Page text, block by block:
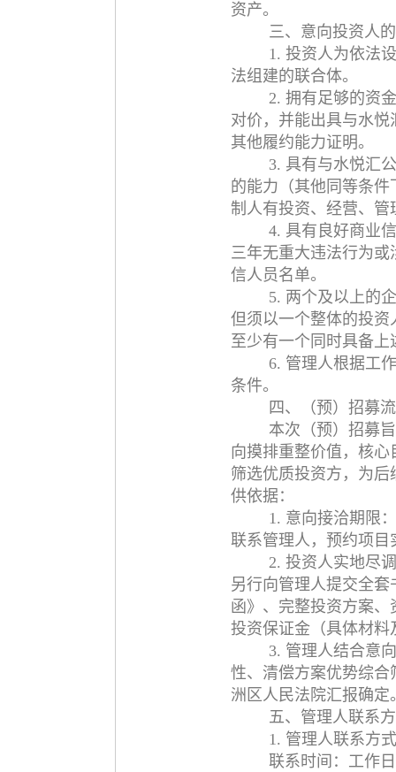
资产。
三、意向投资人
1. 投资人为依法
法组建的联合体。
2. 拥有足够的资
对价，并能出具与水
其他履约能力证明。
3. 具有与水悦汇
的能力（其他同等条
制人有投资、经营、
4. 具有良好商业
三年无重大违法行为
信人员名单。
5. 两个及以上的
但须以一个整体的投
至少有一个同时具备
6. 管理人根据工
条件。
四、（预）招募
本次（预）招募
向摸排重整价值，核
筛选优质投资方，为
供依据：
1. 意向接洽期限
联系管理人，预约项
2. 投资人实地尽
另行向管理人提交全
函》、完整投资方案
投资保证金（具体材
3. 管理人结合意
性、清偿方案优势综
洲区人民法院汇报确定
五、管理人联系
1. 管理人联系方
联系时间：工作